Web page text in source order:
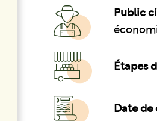
Public
Étapes
Date de